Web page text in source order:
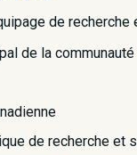
de
de la communauté
de recherche et